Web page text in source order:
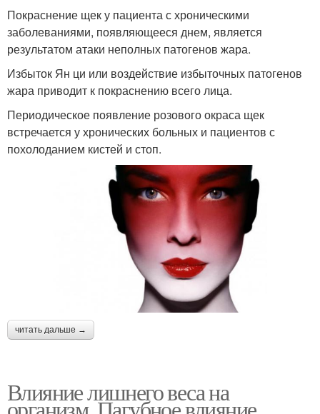
Покраснение щек у пациента с хроническими
заболеваниями, появляющееся днем, является
результатом атаки неполных патогенов жара.
Избыток Ян ци или воздействие избыточных патогенов
жара приводит к покраснению всего лица.
Периодическое появление розового окраса щек
встречается у хронических больных и пациентов с
похолоданием кистей и стоп.
читать дальше →
Влияние лишнего веса на